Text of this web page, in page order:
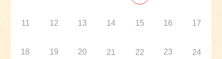
11 12 13 14 15 16 17
18 19 20 21 22 23 24